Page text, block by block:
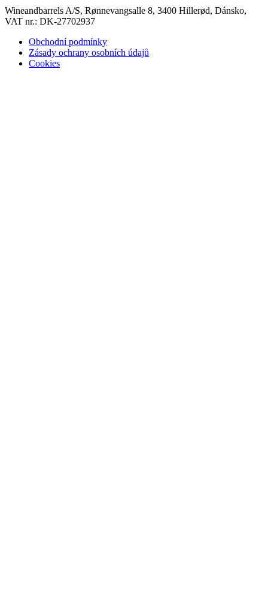
Wineandbarrels A/S, Rønnevangsalle 8, 3400 Hillerød, Dánsko,
VAT nr.: DK-27702937
Obchodní podmínky
Zásady ochrany osobních údajů
Cookies